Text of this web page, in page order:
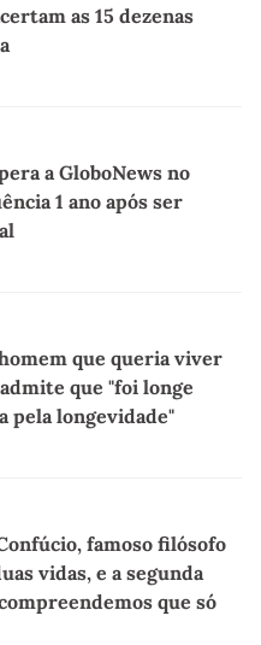
as 15 dezenas
a GloboNews no
1 ano após ser
que queria viver
que "foi longe
pela longevidade"
famoso filósofo
vidas, e a segunda
que só